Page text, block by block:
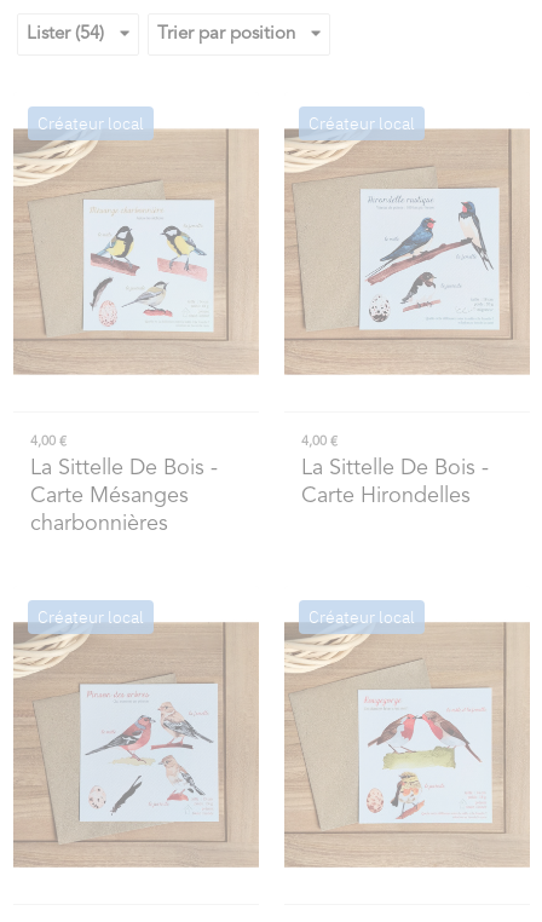
Lister (54) Trier par position
Créateur local
4,00 €
La Sittelle De Bois -
Carte Mésanges
charbonnières
Créateur local
4,00 €
La Sittelle De Bois -
Carte Hirondelles
Créateur local Créateur local